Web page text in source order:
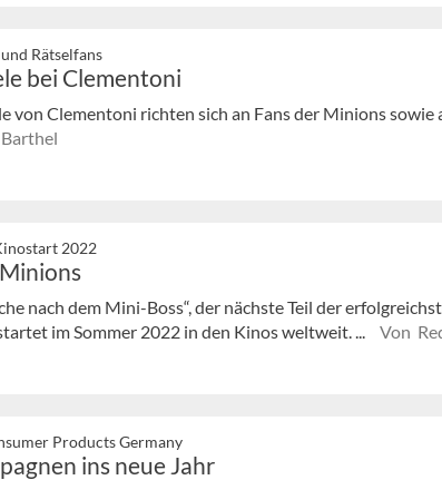
Rätselfans
bei Clementoni
von Clementoni richten sich an Fans der Minions sowie
2022
nach dem Mini-Boss“, der nächste Teil der
im Sommer 2022 in den Kinos weltweit. ...
Von
Products Germany
ins neue Jahr